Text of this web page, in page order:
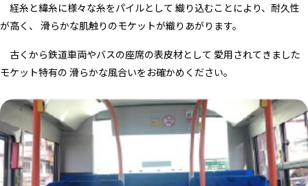
経糸と緯糸に様々な糸をパイルとして 織り込むことにより、耐久性
が高く、 滑らかな肌触りのモケットが織りあがります。
古くから鉄道車両やバスの座席の表皮材として 愛用されてきました
モケット特有の 滑らかな風合いをお確かめください。